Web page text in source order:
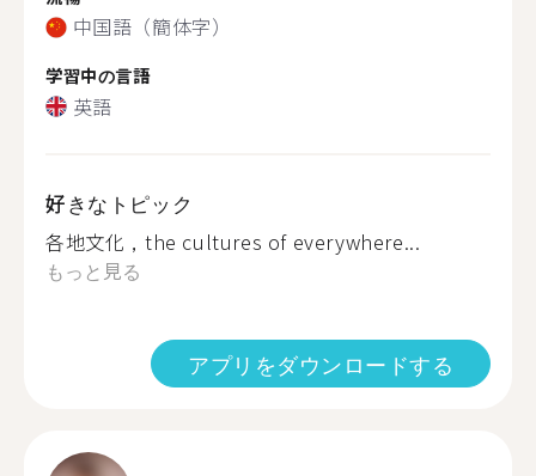
中国語（簡体字）
学習中の言語
英語
好きなトピック
各地文化，the cultures of everywhere...
もっと見る
アプリをダウンロードする